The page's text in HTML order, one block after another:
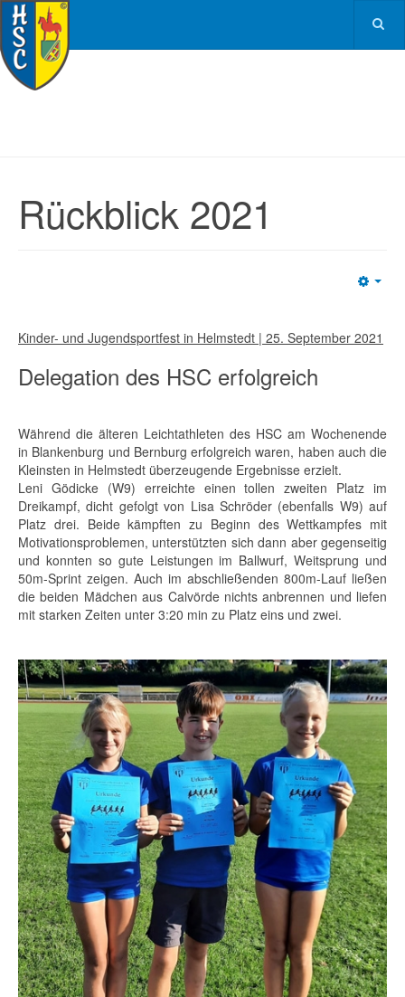
Rückblick 2021
Kinder- und Jugendsportfest in Helmstedt | 25. September 2021
Delegation des HSC erfolgreich
Während die älteren Leichtathleten des HSC am Wochenende
in Blankenburg und Bernburg erfolgreich waren, haben auch die
Kleinsten in Helmstedt überzeugende Ergebnisse erzielt.
Leni Gödicke (W9) erreichte einen tollen zweiten Platz im
Dreikampf, dicht gefolgt von Lisa Schröder (ebenfalls W9) auf
Platz drei. Beide kämpften zu Beginn des Wettkampfes mit
Motivationsproblemen, unterstützten sich dann aber gegenseitig
und konnten so gute Leistungen im Ballwurf, Weitsprung und
50m-Sprint zeigen. Auch im abschließenden 800m-Lauf ließen
die beiden Mädchen aus Calvörde nichts anbrennen und liefen
mit starken Zeiten unter 3:20 min zu Platz eins und zwei.